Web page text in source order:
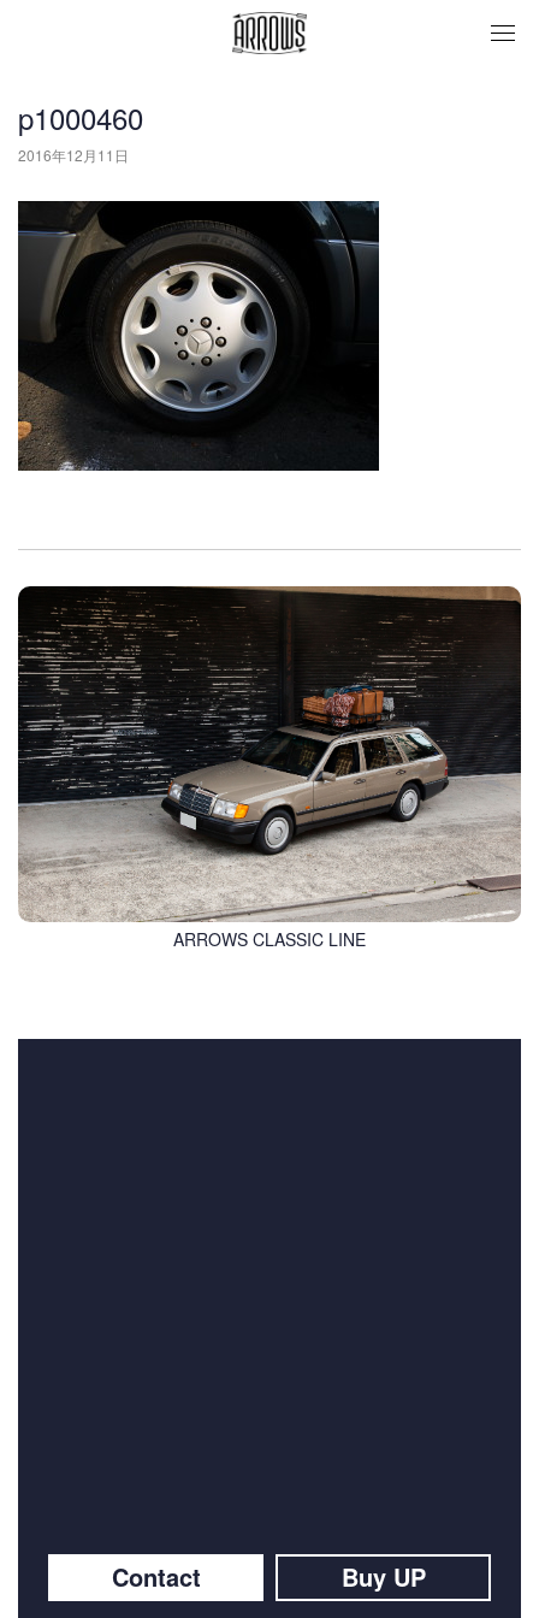
p1000460
2016年12月11日
ARROWS CLASSIC LINE
Contact
Buy UP